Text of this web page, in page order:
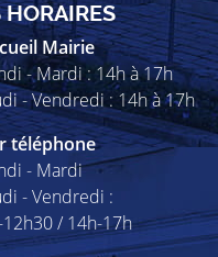
HORAIRES
Mairie
- Mardi : 14h à 17h
- Vendredi : 14h à 17h
téléphone
- Mardi
- Vendredi :
/ 14h-17h